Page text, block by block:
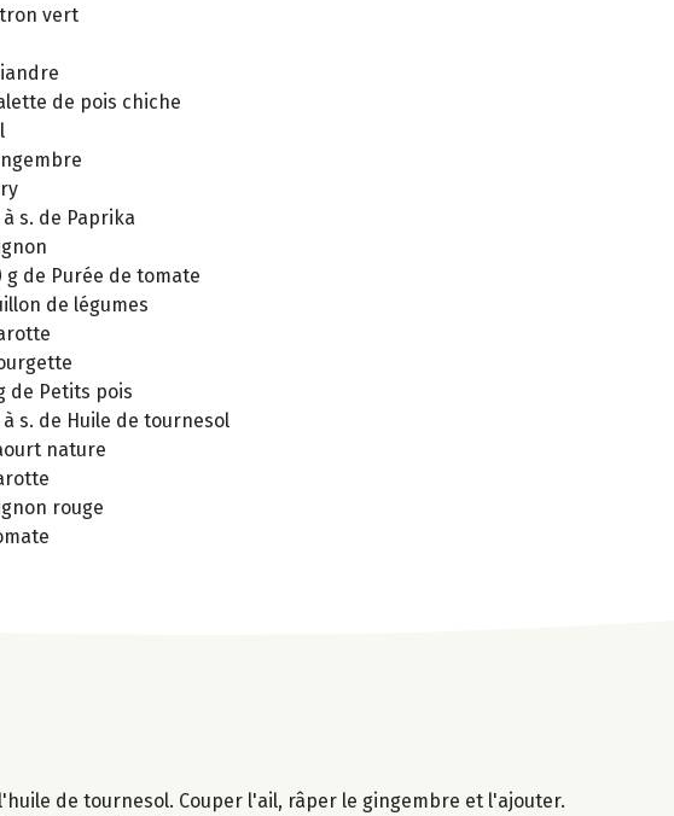
vert
de pois chiche
à s. de Paprika
g de Purée de tomate
de légumes
de Petits pois
à s. de Huile de tournesol
nature
rouge
de tournesol. Couper l'ail, râper le gingembre et l'ajouter.